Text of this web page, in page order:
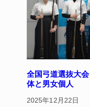
全国弓道選抜大
体と男女個人
2025年12月22日